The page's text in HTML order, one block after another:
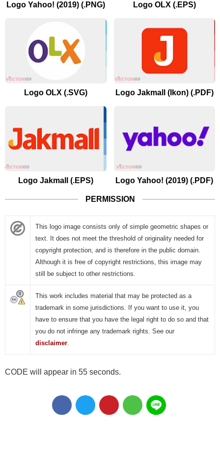
Logo Yahoo! (2019) (.PNG) Logo OLX (.EPS)
Logo OLX (.SVG) Logo Jakmall (Ikon) (.PDF)
Logo Jakmall (.EPS) Logo Yahoo! (2019) (.PDF)
PERMISSION
This logo image consists only of simple geometric shapes or
text. It does not meet the threshold of originality needed for
copyright protection, and is therefore in the public domain.
Although it is free of copyright restrictions, this image may
still be subject to other restrictions.
This work includes material that may be protected as a
trademark in some jurisdictions. If you want to use it, you
have to ensure that you have the legal right to do so and that
you do not infringe any trademark rights. See our
disclaimer.
CODE will appear in 55 seconds.